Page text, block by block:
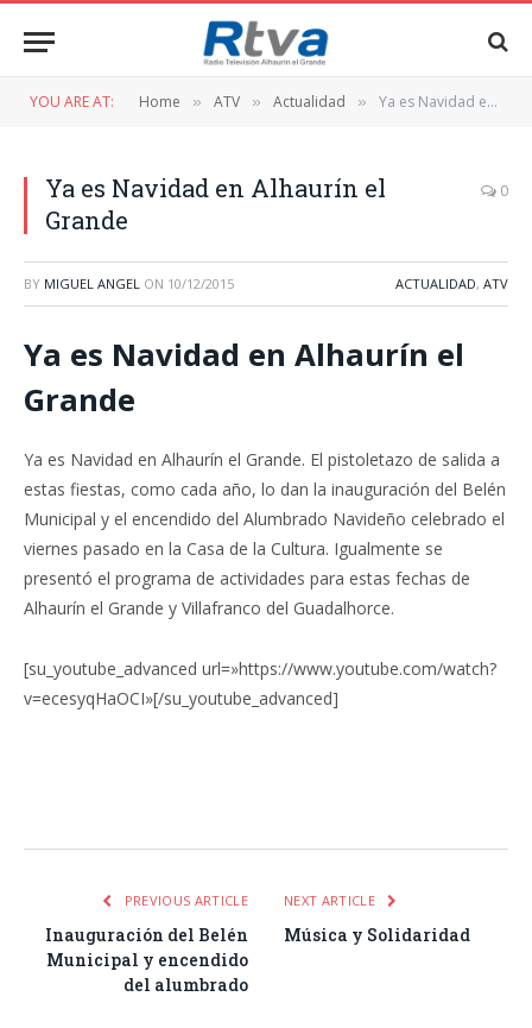
YOU ARE AT: Home » ATV » Actualidad » Ya es Navidad en Alhaurín el Grande
Ya es Navidad en Alhaurín el
Grande
0
BY MIGUEL ANGEL ON 10/12/2015 ACTUALIDAD, ATV
Ya es Navidad en Alhaurín el
Grande
Ya es Navidad en Alhaurín el Grande. El pistoletazo de salida a
estas fiestas, como cada año, lo dan la inauguración del Belén
Municipal y el encendido del Alumbrado Navideño celebrado el
viernes pasado en la Casa de la Cultura. Igualmente se
presentó el programa de actividades para estas fechas de
Alhaurín el Grande y Villafranco del Guadalhorce.
[su_youtube_advanced url=»https://www.youtube.com/watch?
v=ecesyqHaOCI»[/su_youtube_advanced]
PREVIOUS ARTICLE
Inauguración del Belén
Municipal y encendido
del alumbrado
NEXT ARTICLE
Música y Solidaridad